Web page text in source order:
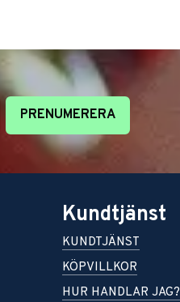
PRENUMERERA
Kundtjänst
KUNDTJÄNST
KÖPVILLKOR
HUR HANDLAR JAG?